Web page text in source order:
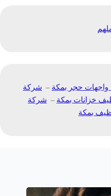
حجر بمكة – شركة
خزانات بمكة – شركة
بمكة